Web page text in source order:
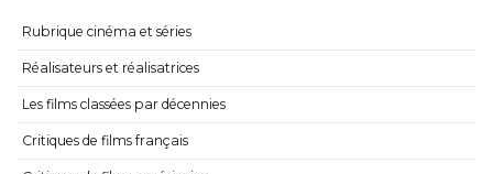
Rubrique cinéma et séries
Réalisateurs et réalisatrices
Les films classées par décennies
Critiques de films français